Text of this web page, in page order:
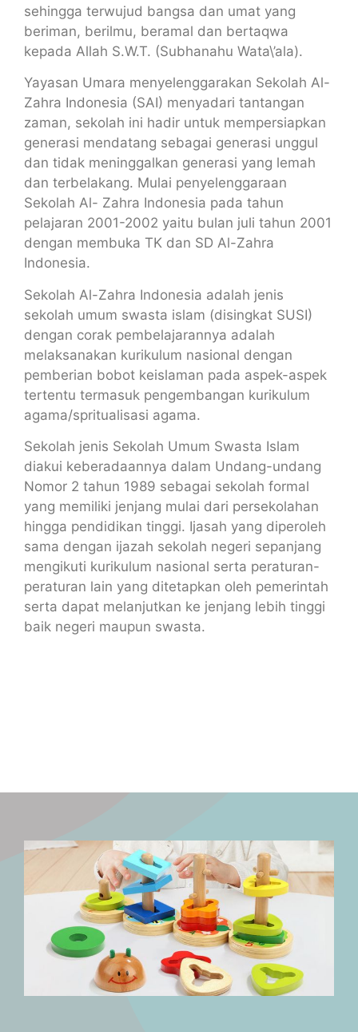
sehingga terwujud bangsa dan umat yang
beriman, berilmu, beramal dan bertaqwa
kepada Allah S.W.T. (Subhanahu Wata\’ala).
Yayasan Umara menyelenggarakan Sekolah Al-
Zahra Indonesia (SAI) menyadari tantangan
zaman, sekolah ini hadir untuk mempersiapkan
generasi mendatang sebagai generasi unggul
dan tidak meninggalkan generasi yang lemah
dan terbelakang. Mulai penyelenggaraan
Sekolah Al- Zahra Indonesia pada tahun
pelajaran 2001-2002 yaitu bulan juli tahun 2001
dengan membuka TK dan SD Al-Zahra
Indonesia.
Sekolah Al-Zahra Indonesia adalah jenis
sekolah umum swasta islam (disingkat SUSI)
dengan corak pembelajarannya adalah
melaksanakan kurikulum nasional dengan
pemberian bobot keislaman pada aspek-aspek
tertentu termasuk pengembangan kurikulum
agama/spritualisasi agama.
Sekolah jenis Sekolah Umum Swasta Islam
diakui keberadaannya dalam Undang-undang
Nomor 2 tahun 1989 sebagai sekolah formal
yang memiliki jenjang mulai dari persekolahan
hingga pendidikan tinggi. Ijasah yang diperoleh
sama dengan ijazah sekolah negeri sepanjang
mengikuti kurikulum nasional serta peraturan-
peraturan lain yang ditetapkan oleh pemerintah
serta dapat melanjutkan ke jenjang lebih tinggi
baik negeri maupun swasta.